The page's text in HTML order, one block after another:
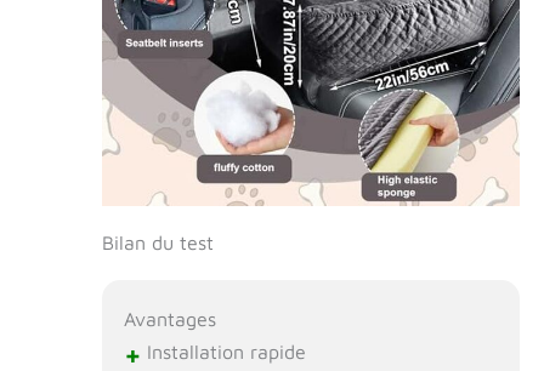
ou un tapis pour
que votre chien
puisse se
détendre et faire
la sieste ; le
design intelligent
garantit une
utilisation
Bilan du test
Avantages
+ Installation rapide